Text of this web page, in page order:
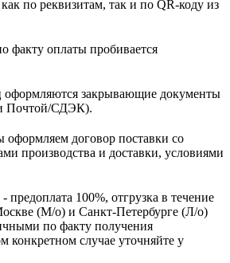
по реквизитам, так и по QR-коду из
факту оплаты пробивается
оформляются закрывающие документы
Почтой/СДЭК).
оформляем договор поставки со
производства и доставки, условиями
предоплата 100%, отгрузка в течение
(М/о) и Санкт-Петербурге (Л/о)
по факту получения
конкретном случае уточняйте у